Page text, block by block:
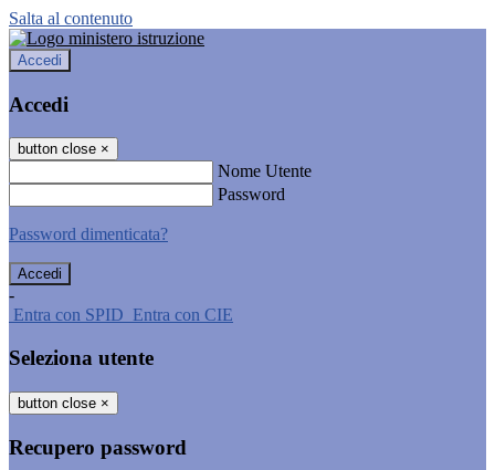
Salta al contenuto
Accedi
Accedi
button close ×
Nome Utente
Password
Password dimenticata?
-
Entra con SPID Entra con CIE
Seleziona utente
button close ×
Recupero password